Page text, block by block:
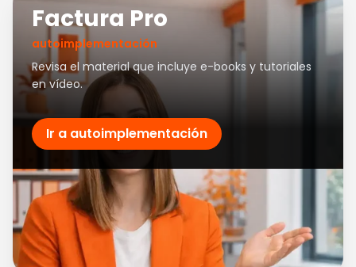
Factura Pro
autoimplementación
Revisa el material que incluye e-books y tutoriales
en vídeo.
Ir a autoimplementación